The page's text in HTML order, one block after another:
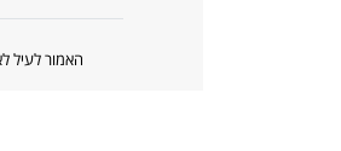
האמור לעיל